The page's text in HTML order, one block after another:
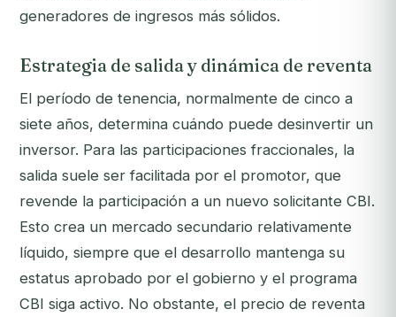
generadores de ingresos más sólidos.
Estrategia de salida y dinámica de reventa
El período de tenencia, normalmente de cinco a
siete años, determina cuándo puede desinvertir un
inversor. Para las participaciones fraccionales, la
salida suele ser facilitada por el promotor, que
revende la participación a un nuevo solicitante CBI.
Esto crea un mercado secundario relativamente
líquido, siempre que el desarrollo mantenga su
estatus aprobado por el gobierno y el programa
CBI siga activo. No obstante, el precio de reventa